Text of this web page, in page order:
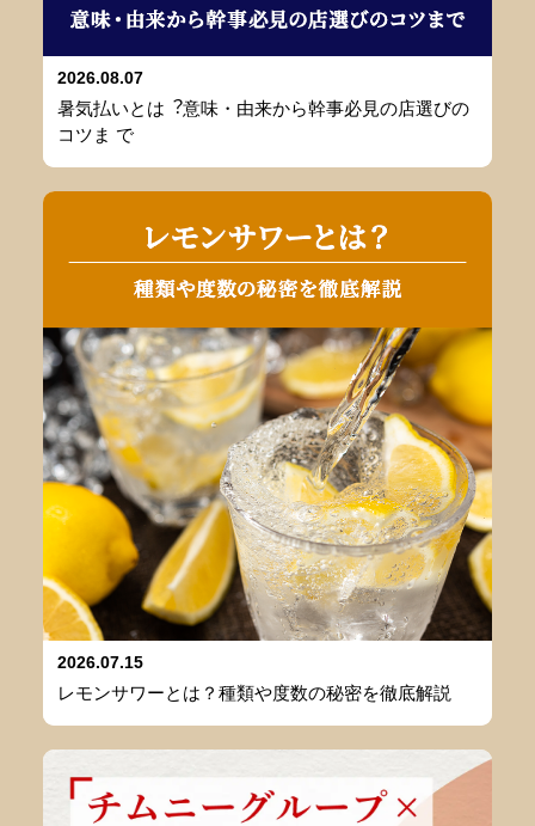
2026.08.07
暑気払いとは︖意味・由来から幹事必⾒の店選びの
コツま で
2026.07.15
レモンサワーとは？種類や度数の秘密を徹底解説